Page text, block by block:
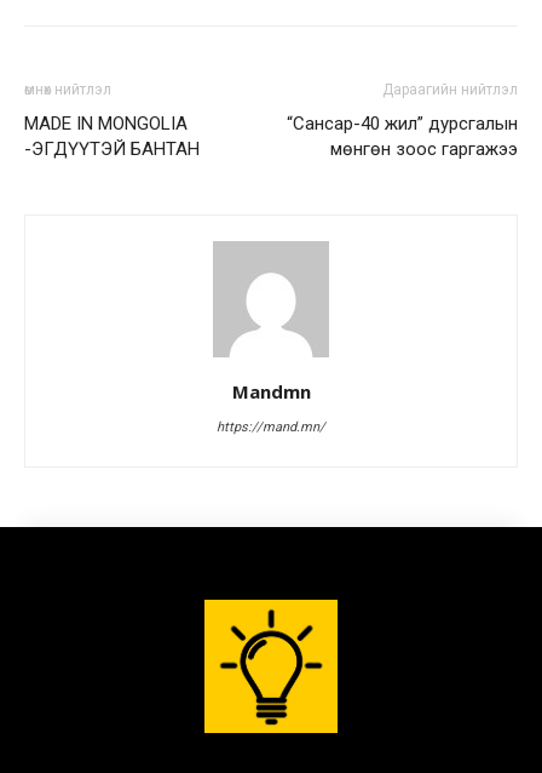
өмнөх нийтлэл
MADE IN MONGOLIA
-ЭГДҮҮТЭЙ БАНТАН
Дараагийн нийтлэл
“Сансар-40 жил” дурсгалын
мөнгөн зоос гаргажээ
Mandmn
https://mand.mn/